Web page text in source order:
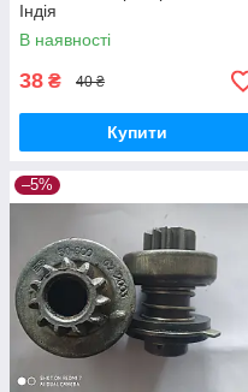
Індія
В наявності
38 ₴ 40 ₴
Купити
–5%